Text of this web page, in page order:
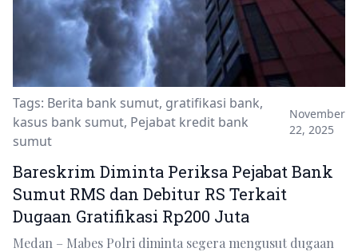
Tags: Berita bank sumut, gratifikasi bank,
kasus bank sumut, Pejabat kredit bank
sumut
November
22, 2025
Bareskrim Diminta Periksa Pejabat Bank
Sumut RMS dan Debitur RS Terkait
Dugaan Gratifikasi Rp200 Juta
Medan – Mabes Polri diminta segera mengusut dugaan